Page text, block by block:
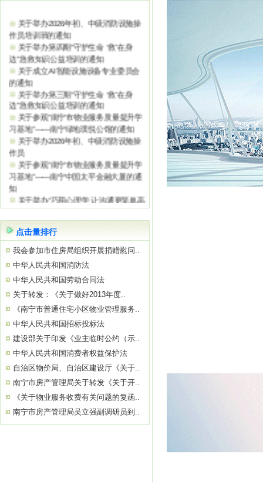
关于举办2026年初、中级消防设施操
作员培训班的通知
关于举办第四期“守护生命 ‘救’在身
边”急救知识公益培训的通知
关于成立AI智能设施设备专业委员会
的通知
关于举办第三期“守护生命 ‘救’在身
边”急救知识公益培训的通知
习基地”——南宁绿地璞悦公馆的通知
关于举办2026年初、中级消防设施操
作员
关于参观“南宁市物业服务质量提升学
知
关于举办“巧用心理学 让沟通更简单高
效”公益培训的通知
点击量排行
我会参加市住房局组织开展捐赠慰问..
中华人民共和国消防法
中华人民共和国劳动合同法
关于转发：《关于做好2013年度..
《南宁市普通住宅小区物业管理服务..
中华人民共和国招标投标法
建设部关于印发《业主临时公约（示..
中华人民共和国消费者权益保护法
自治区物价局、自治区建设厅《关于..
南宁市房产管理局关于转发《关于开..
《关于物业服务收费有关问题的复函..
南宁市房产管理局吴立强副调研员到..